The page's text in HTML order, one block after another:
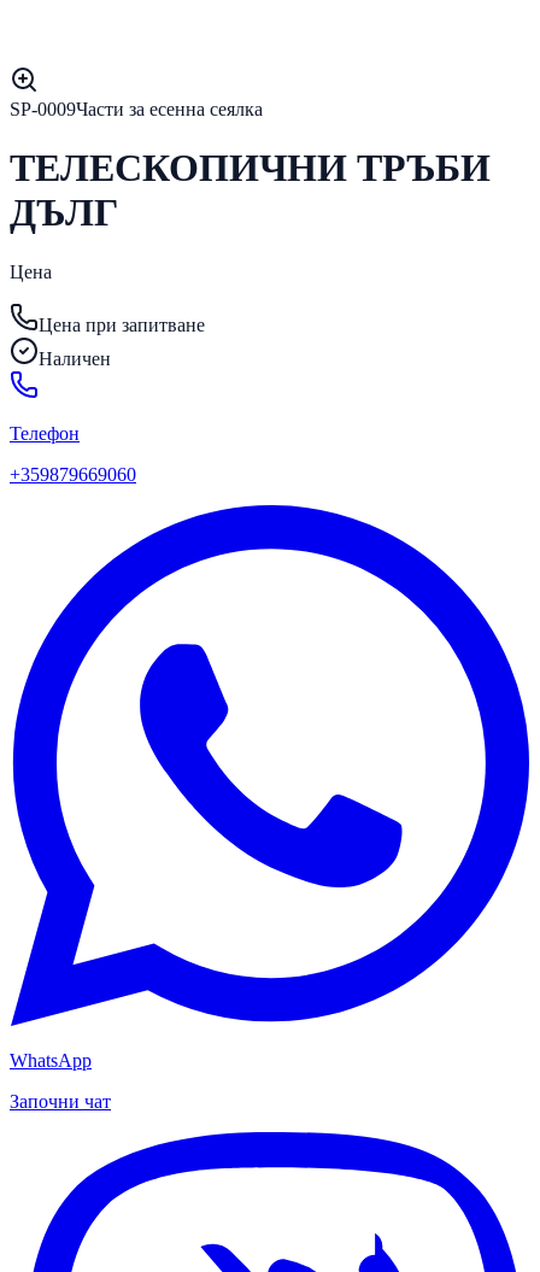
SP-0009Части за есенна сеялка
ТЕЛЕСКОПИЧНИ ТРЪБИ
ДЪЛГ
Цена
Цена при запитване
Наличен
Телефон
+359879669060
WhatsApp
Започни чат